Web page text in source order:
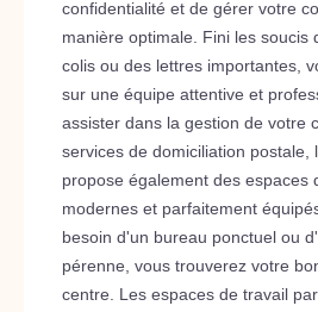
confidentialité et de gérer votre
manière optimale. Fini les soucis
colis ou des lettres importantes,
sur une équipe attentive et
assister dans la gestion de votre
services de domiciliation postale,
propose également des espaces
modernes et parfaitement
besoin d'un bureau ponctuel ou
pérenne, vous trouverez votre
centre. Les espaces de travail